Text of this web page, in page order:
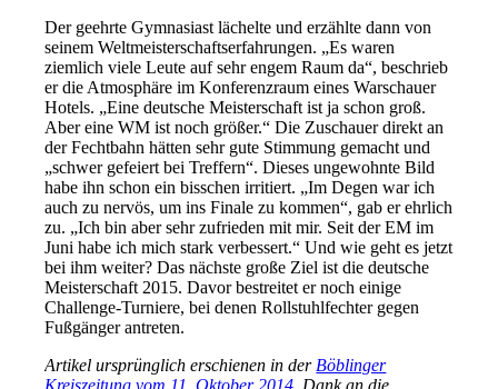
Der geehrte Gymnasiast lächelte und erzählte dann von
seinem Weltmeisterschaftserfahrungen. „Es waren
ziemlich viele Leute auf sehr engem Raum da“, beschrieb
er die Atmosphäre im Konferenzraum eines Warschauer
Hotels. „Eine deutsche Meisterschaft ist ja schon groß.
Aber eine WM ist noch größer.“ Die Zuschauer direkt an
der Fechtbahn hätten sehr gute Stimmung gemacht und
„schwer gefeiert bei Treffern“. Dieses ungewohnte Bild
habe ihn schon ein bisschen irritiert. „Im Degen war ich
auch zu nervös, um ins Finale zu kommen“, gab er ehrlich
zu. „Ich bin aber sehr zufrieden mit mir. Seit der EM im
Juni habe ich mich stark verbessert.“ Und wie geht es jetzt
bei ihm weiter? Das nächste große Ziel ist die deutsche
Meisterschaft 2015. Davor bestreitet er noch einige
Challenge-Turniere, bei denen Rollstuhlfechter gegen
Fußgänger antreten.
Artikel ursprünglich erschienen in der Böblinger
Kreiszeitung vom 11. Oktober 2014 . Dank an die